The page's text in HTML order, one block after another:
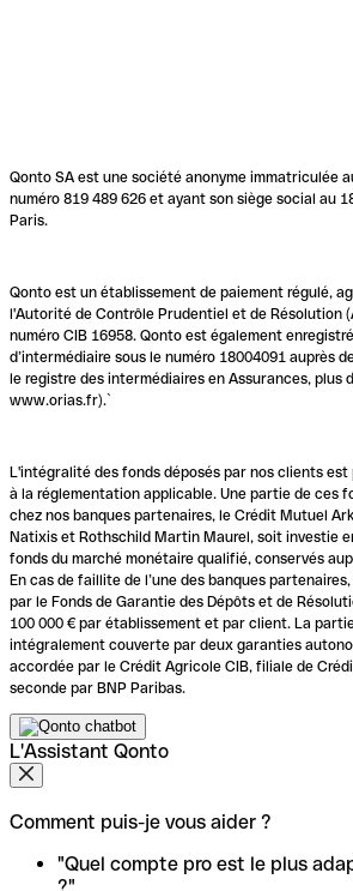
Qonto SA est une société anonyme immatriculée
numéro 819 489 626 et ayant son siège social au
Paris.
Qonto est un établissement de paiement régulé,
l'Autorité de Contrôle Prudentiel et de Résolution
numéro CIB 16958. Qonto est également
d’intermédiaire sous le numéro 18004091 auprès
le registre des intermédiaires en Assurances, plus
www.orias.fr).`
L'intégralité des fonds déposés par nos clients
à la réglementation applicable. Une partie de ces
chez nos banques partenaires, le Crédit Mutuel
Natixis et Rothschild Martin Maurel, soit investie
fonds du marché monétaire qualifié, conservés
En cas de faillite de l’une des banques
par le Fonds de Garantie des Dépôts et de
100 000 € par établissement et par client. La
intégralement couverte par deux garanties
accordée par le Crédit Agricole CIB, filiale de
seconde par BNP Paribas.
L'Assistant Qonto
Comment puis-je vous aider ?
"Quel compte pro est le plus